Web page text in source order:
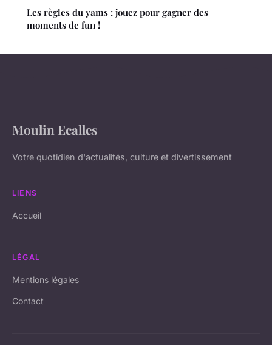
Les règles du yams : jouez pour gagner des
moments de fun !
Moulin Ecalles
Votre quotidien d'actualités, culture et divertissement
LIENS
Accueil
LÉGAL
Mentions légales
Contact